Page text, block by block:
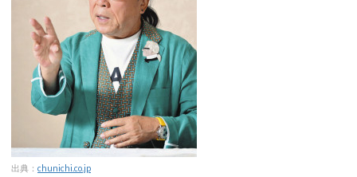
出典： chunichi.co.jp